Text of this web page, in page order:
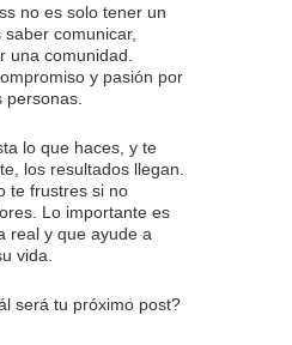
no es solo tener un
comunicar,
una comunidad.
y pasión por
lo que haces, y te
los resultados llegan.
te frustres si no
Lo importante es
real y que ayude a
vida.
será tu próximo post?